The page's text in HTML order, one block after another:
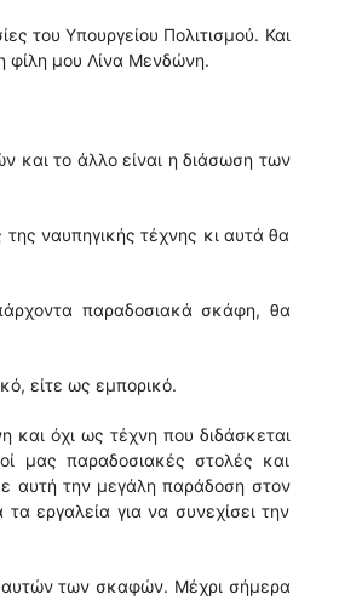
του Υπουργείου Πολιτισμού. Και
φίλη μου Λίνα Μενδώνη.
και το άλλο είναι η διάσωση των
ναυπηγικής τέχνης κι αυτά θα
παραδοσιακά σκάφη, θα
είτε ως εμπορικό.
και όχι ως τέχνη που διδάσκεται
μας παραδοσιακές στολές και
αυτή την μεγάλη παράδοση στον
εργαλεία για να συνεχίσει την
αυτών των σκαφών. Μέχρι σήμερα